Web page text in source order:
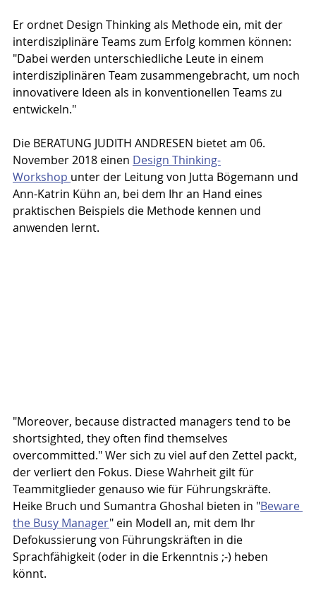
Er ordnet Design Thinking als Methode ein, mit der
interdisziplinäre Teams zum Erfolg kommen können:
"Dabei werden unterschiedliche Leute in einem
interdisziplinären Team zusammengebracht, um noch
innovativere Ideen als in konventionellen Teams zu
entwickeln."
Die BERATUNG JUDITH ANDRESEN bietet am 06.
November 2018 einen Design Thinking-
Workshop unter der Leitung von Jutta Bögemann und
Ann-Katrin Kühn an, bei dem Ihr an Hand eines
praktischen Beispiels die Methode kennen und
anwenden lernt.
"Moreover, because distracted managers tend to be
shortsighted, they often find themselves
overcommitted." Wer sich zu viel auf den Zettel packt,
der verliert den Fokus. Diese Wahrheit gilt für
Teammitglieder genauso wie für Führungskräfte.
Heike Bruch und Sumantra Ghoshal bieten in "Beware
the Busy Manager" ein Modell an, mit dem Ihr
Defokussierung von Führungskräften in die
Sprachfähigkeit (oder in die Erkenntnis ;-) heben
könnt.